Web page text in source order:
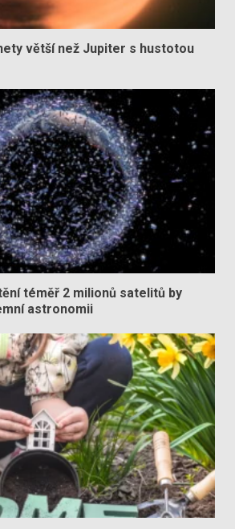
větší než Jupiter s hustotou
téměř 2 milionů satelitů by
astronomii